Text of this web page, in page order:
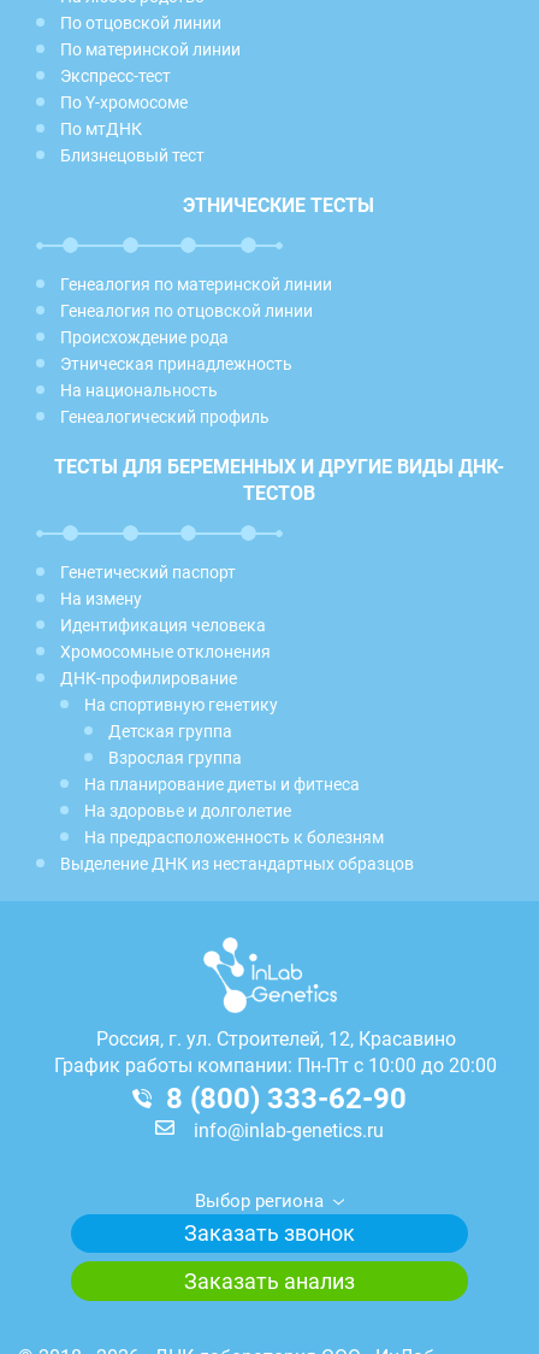
По отцовской линии
По материнской линии
Экспресс-тест
По Y-хромосоме
По мтДНК
Близнецовый тест
ЭТНИЧЕСКИЕ ТЕСТЫ
Генеалогия по материнской линии
Генеалогия по отцовской линии
Происхождение рода
Этническая принадлежность
На национальность
Генеалогический профиль
ТЕСТЫ ДЛЯ БЕРЕМЕННЫХ И ДРУГИЕ ВИДЫ ДНК-
ТЕСТОВ
Генетический паспорт
На измену
Идентификация человека
Хромосомные отклонения
ДНК-профилирование
На спортивную генетику
Детская группа
Взрослая группа
На планирование диеты и фитнеса
На здоровье и долголетие
На предрасположенность к болезням
Выделение ДНК из нестандартных образцов
Россия, г. ул. Строителей, 12, Красавино
График работы компании: Пн-Пт с 10:00 до 20:00
8 (800) 333-62-90
info@inlab-genetics.ru
Выбор региона
Заказать звонок
Заказать анализ